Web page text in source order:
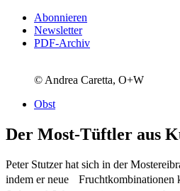
Abonnieren
Newsletter
PDF-Archiv
© Andrea Caretta, O+W
Obst
Der Most-Tüftler aus
Peter Stutzer hat sich in der
indem er neue Fruchtkombinationen